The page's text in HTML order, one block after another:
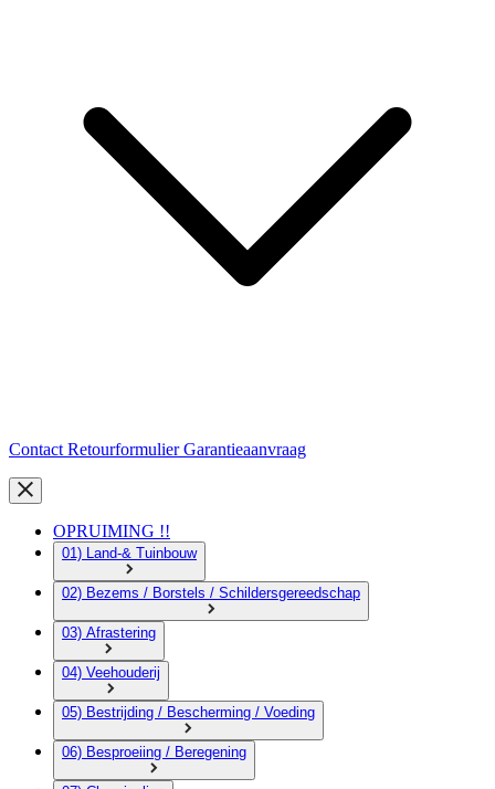
Contact RetourformulierGarantieaanvraag
OPRUIMING !!
01) Land-& Tuinbouw
02) Bezems / Borstels / Schildersgereedschap
03) Afrastering
04) Veehouderij
05) Bestrijding / Bescherming / Voeding
06) Besproeiing / Beregening